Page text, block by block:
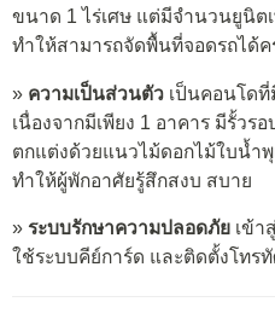
ขนาด 1 ไร่เศษ แต่มีจำนวนยูนิต
ทำให้สามารถจัดพื้นที่จอดรถได้
» ความเป็นส่วนตัว เป็นคอนโด
เนื่องจากมีเพียง 1 อาคาร มีรั้วร
ตกแต่งด้วยแนวไม้ดอกไม้ใบน้ำ
ทำให้ผู้พักอาศัยรู้สึกสงบ สบาย
» ระบบรักษาความปลอดภัย เข้า
ใช้ระบบคีย์การ์ด และติดตั้งโทร